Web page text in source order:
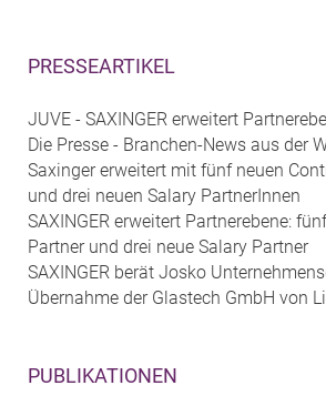
PRESSEARTIKEL
JUVE - SAXINGER erweitert
Die Presse - Branchen-News aus der
Saxinger erweitert mit fünf neuen
und drei neuen Salary PartnerInnen
SAXINGER erweitert Partnerebene:
Partner und drei neue Salary Partner
SAXINGER berät Josko
Übernahme der Glastech GmbH von
PUBLIKATIONEN